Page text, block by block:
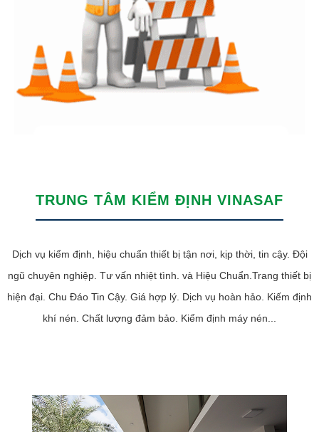
TRUNG TÂM KIỂM ĐỊNH VINASAF
Dịch vụ kiểm định, hiệu chuẩn thiết bị tận nơi, kịp thời, tin cậy. Đội
ngũ chuyên nghiệp. Tư vấn nhiệt tình. và Hiệu Chuẩn.Trang thiết bị
hiện đại. Chu Đáo Tin Cậy. Giá hợp lý. Dịch vụ hoàn hảo. Kiếm định
khí nén. Chất lượng đảm bảo. Kiểm định máy nén...